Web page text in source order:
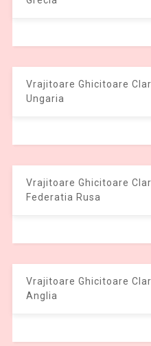
Vrajitoare Ghicitoare
Ungaria
Vrajitoare Ghicitoare
Federatia Rusa
Vrajitoare Ghicitoare
Anglia